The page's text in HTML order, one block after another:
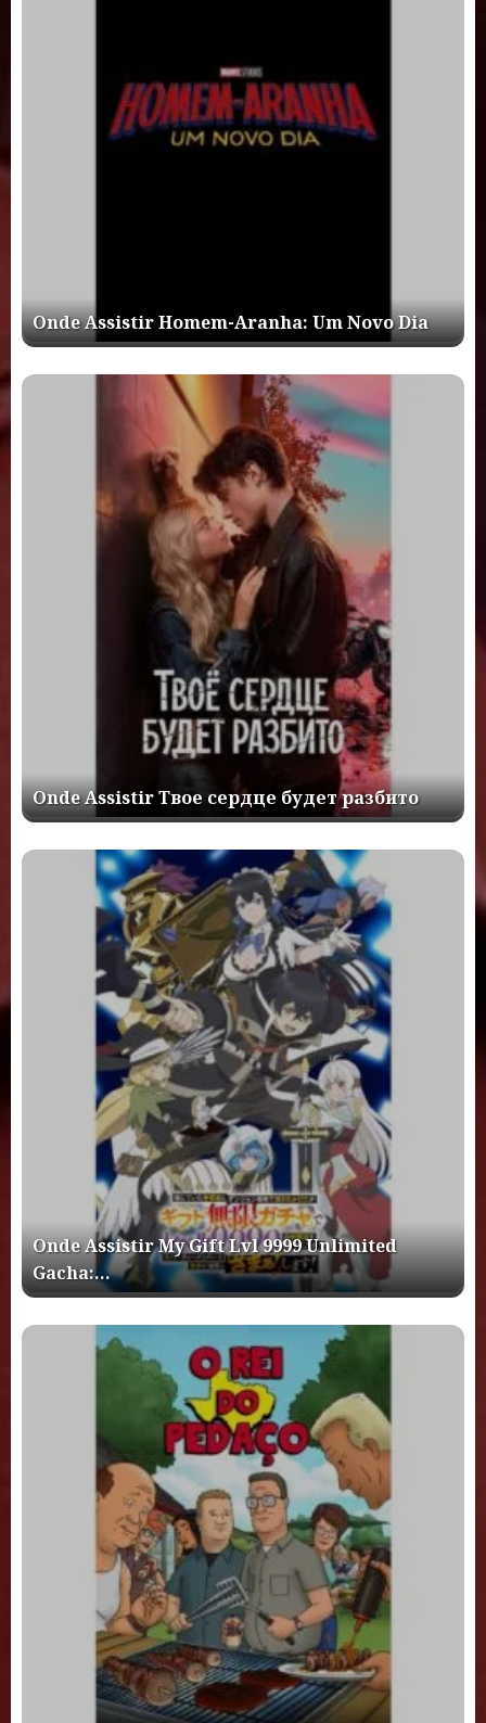
Onde Assistir Homem-Aranha: Um Novo Dia
Onde Assistir Твое сердце будет разбито
Onde Assistir My Gift Lvl 9999 Unlimited
Gacha:…